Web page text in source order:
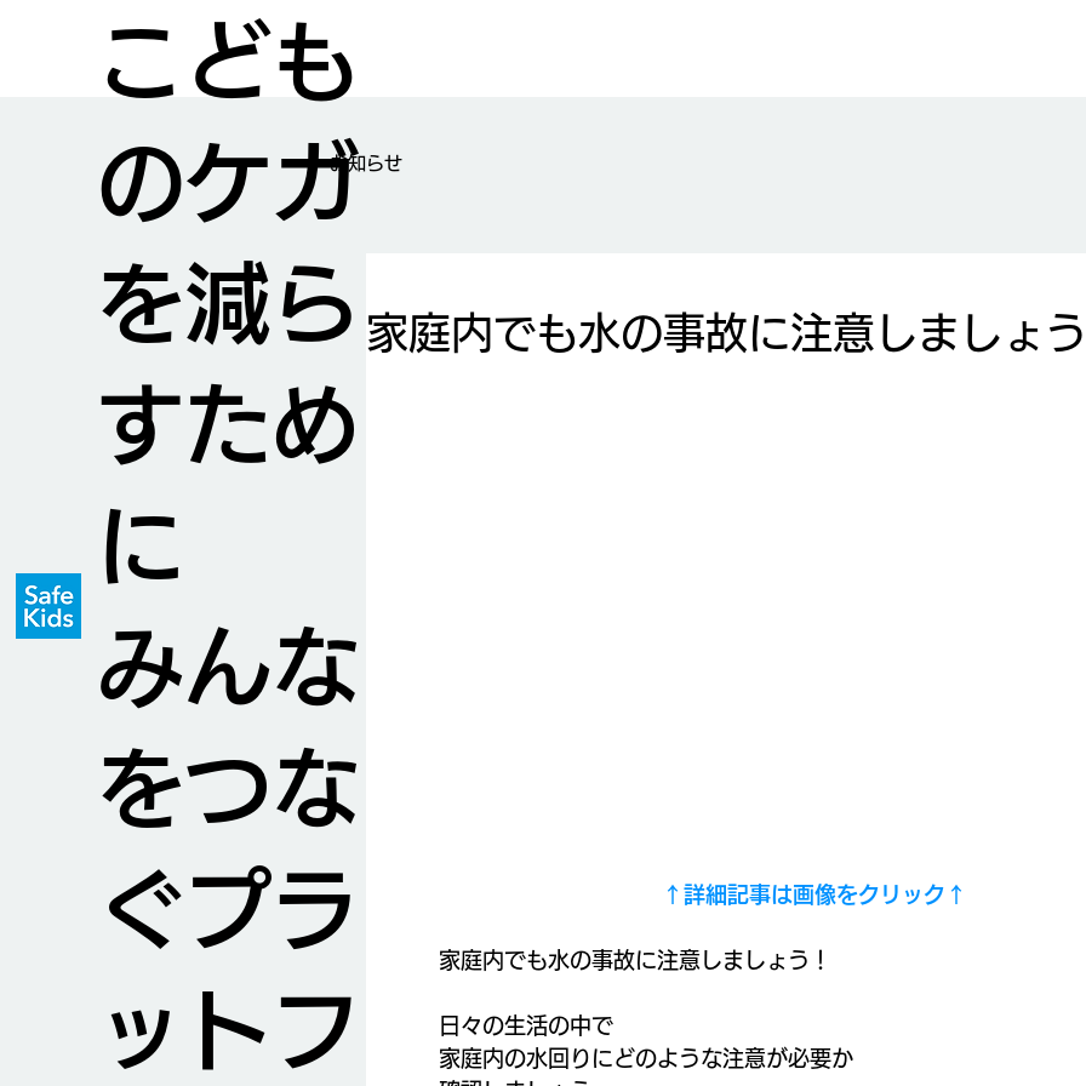
こども
のケガ
を減ら
すため
に
みんな
をつな
ぐプラ
ットフ
家庭内でも水の事故に注意しましょ
↑詳細記事は画像をクリック↑
家庭内でも水の事故に注意しましょう！
日々の生活の中で
家庭内の水回りにどのような注意が必要か
​お知らせ